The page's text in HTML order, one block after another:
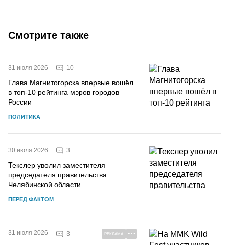
Смотрите также
31 июля 2026 10
Глава Магнитогорска впервые вошёл
в топ-10 рейтинга мэров городов
России
ПОЛИТИКА
30 июля 2026 3
Текслер уволил заместителя
председателя правительства
Челябинской области
ПЕРЕД ФАКТОМ
31 июля 2026 3 РЕКЛАМА